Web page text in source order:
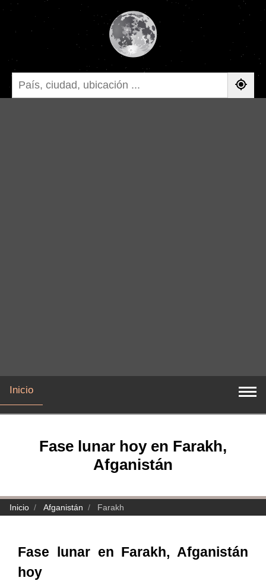
Inicio
Fase lunar hoy en Farakh,
Afganistán
Inicio Afganistán Farakh
Fase lunar en Farakh, Afganistán
hoy